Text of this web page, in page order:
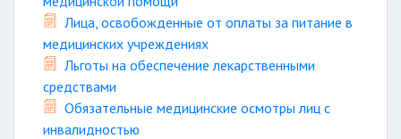
Лица, освобожденные от оплаты за питание в
медицинских учреждениях
Льготы на обеспечение лекарственными
средствами
Обязательные медицинские осмотры лиц с
инвалидностью